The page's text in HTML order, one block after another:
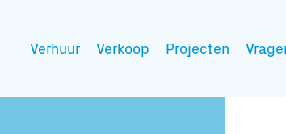
Verhuur Verkoop Projecten